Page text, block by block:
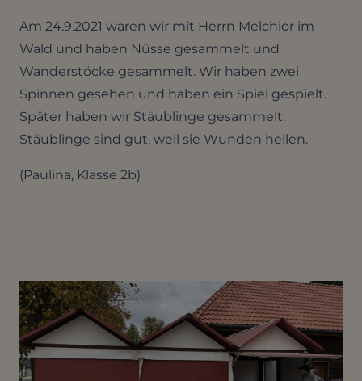
Am 24.9.2021 waren wir mit Herrn Melchior im
Wald und haben Nüsse gesammelt und
Wanderstöcke gesammelt. Wir haben zwei
Spinnen gesehen und haben ein Spiel gespielt.
Später haben wir Stäublinge gesammelt.
Stäublinge sind gut, weil sie Wunden heilen.
(Paulina, Klasse 2b)